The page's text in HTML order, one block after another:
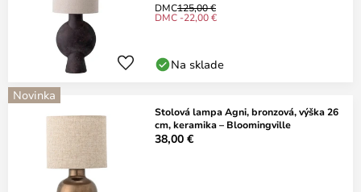
DMC125,00 €
DMC -22,00 €
Na sklade
Novinka
Stolová lampa Agni, bronzová, výška 26
cm, keramika – Bloomingville
38,00 €